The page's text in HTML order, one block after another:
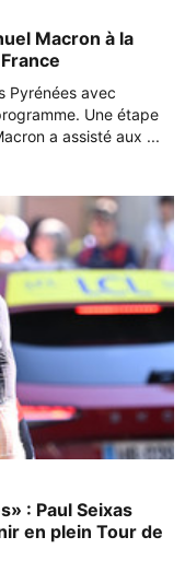
Macron à la
Pyrénées avec
Une étape
a assisté aux ...
: Paul Seixas
en plein Tour de